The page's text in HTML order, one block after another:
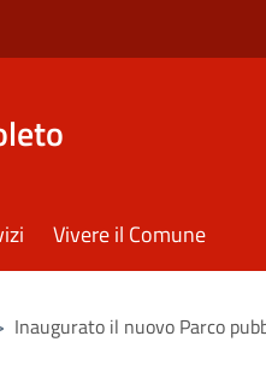
Vivere il Comune
Inaugurato il nuovo Parco